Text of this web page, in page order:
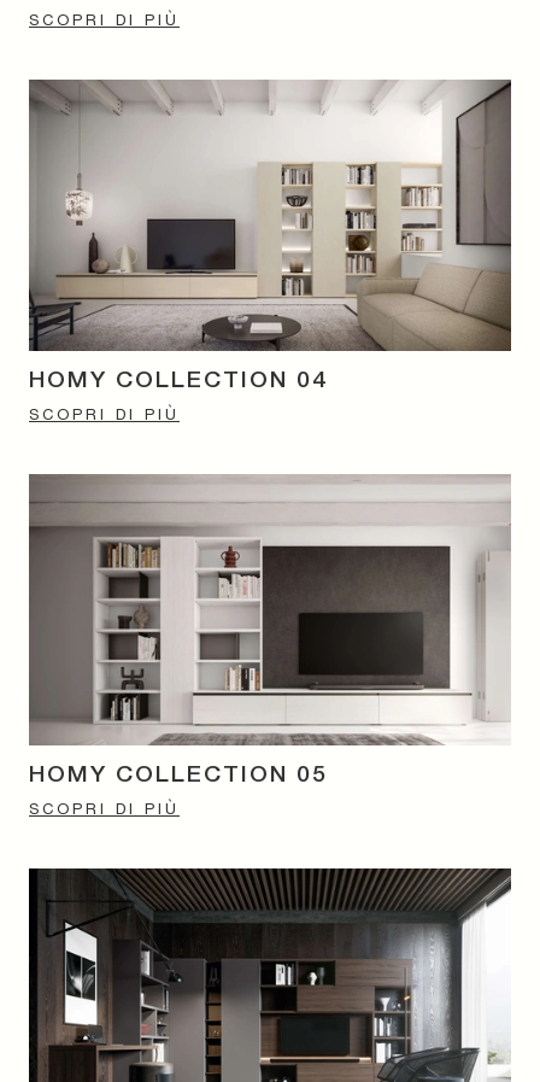
SCOPRI DI PIÙ
HOMY COLLECTION 04
SCOPRI DI PIÙ
HOMY COLLECTION 05
SCOPRI DI PIÙ